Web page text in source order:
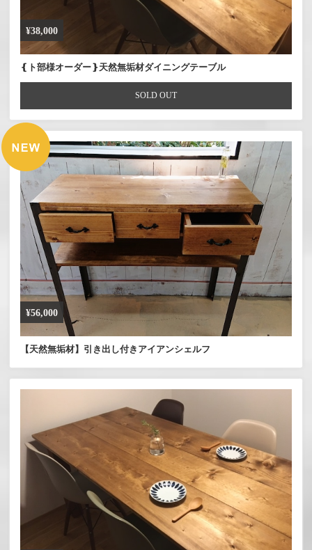
¥38,000
❴ト部様オーダー❵天然無垢材ダイニングテーブル
SOLD OUT
¥56,000
【天然無垢材】引き出し付きアイアンシェルフ